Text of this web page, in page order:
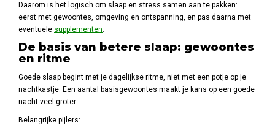
Daarom is het logisch om slaap en stress samen aan te pakken:
eerst met gewoontes, omgeving en ontspanning, en pas daarna met
eventuele supplementen.
De basis van betere slaap: gewoontes
en ritme
Goede slaap begint met je dagelijkse ritme, niet met een potje op je
nachtkastje. Een aantal basisgewoontes maakt je kans op een goede
nacht veel groter.
Belangrijke pijlers: